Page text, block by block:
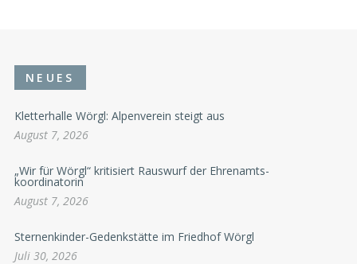
NEUES
Kletterhalle Wörgl: Alpenverein steigt aus
August 7, 2026
„Wir für Wörgl“ kritisiert Rauswurf der Ehrenamts-
koordinatorin
August 7, 2026
Sternenkinder-Gedenkstätte im Friedhof Wörgl
Juli 30, 2026